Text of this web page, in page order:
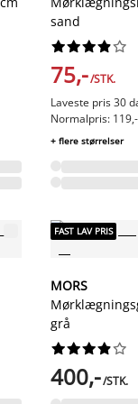
sand






75,-/STK.
Laveste pris 30
Normalpris:
+ flere størrelser
FAST LAV PRIS
MORS
grå






400,-/STK.